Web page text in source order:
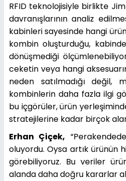
RFID teknolojisiyle birlikte
davranışlarının analiz
kabinleri sayesinde hangi
kombin oluşturduğu,
dönüşmediği
ceketin veya hangi
neden satılmadığı
kombinlerin daha fazla ilgi
bu içgörüler, ürün
stratejilerine kadar birçok
Erhan Çiçek,
oluyordu. Oysa artık ürünün
görebiliyoruz. Bu veriler
alanda daha doğru kararlar